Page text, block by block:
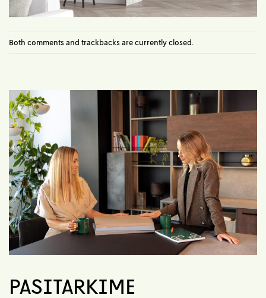
Both comments and trackbacks are currently closed.
PASITARKIME